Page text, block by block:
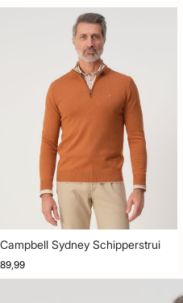
Campbell Sydney Schipperstrui
89,99